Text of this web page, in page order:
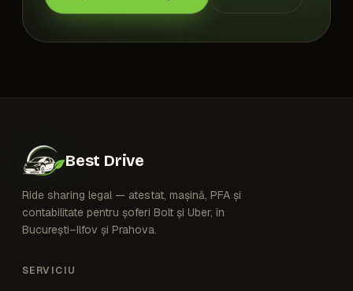
Best Drive
Ride sharing legal — atestat, mașină, PFA și
contabilitate pentru șoferi Bolt și Uber, în
București–Ilfov și Prahova.
SERVICIU